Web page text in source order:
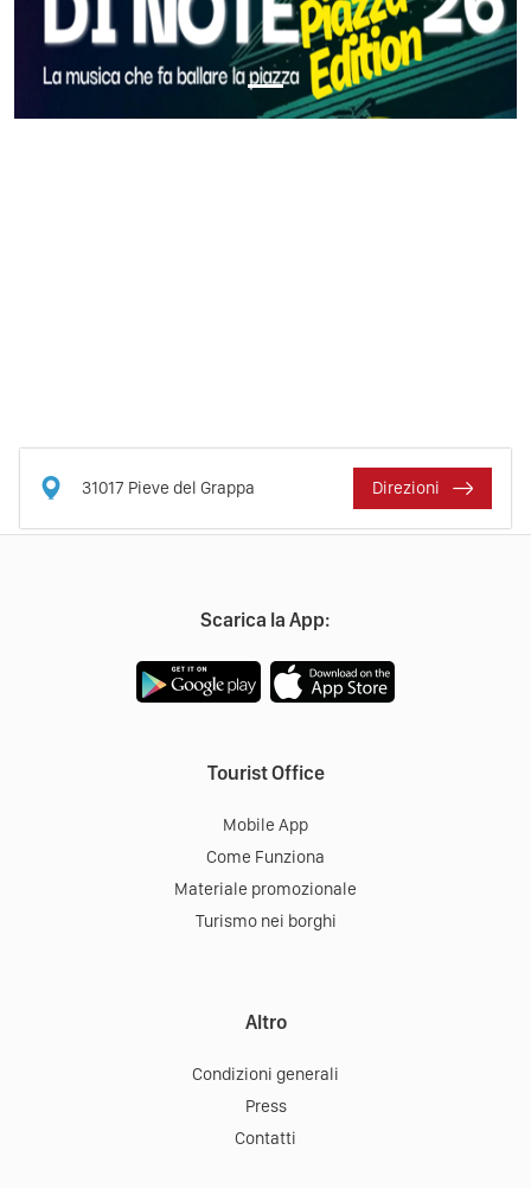
31017 Pieve del Grappa Direzioni
Scarica la App:
Tourist Office
Mobile App
Come Funziona
Materiale promozionale
Turismo nei borghi
Altro
Condizioni generali
Press
Contatti